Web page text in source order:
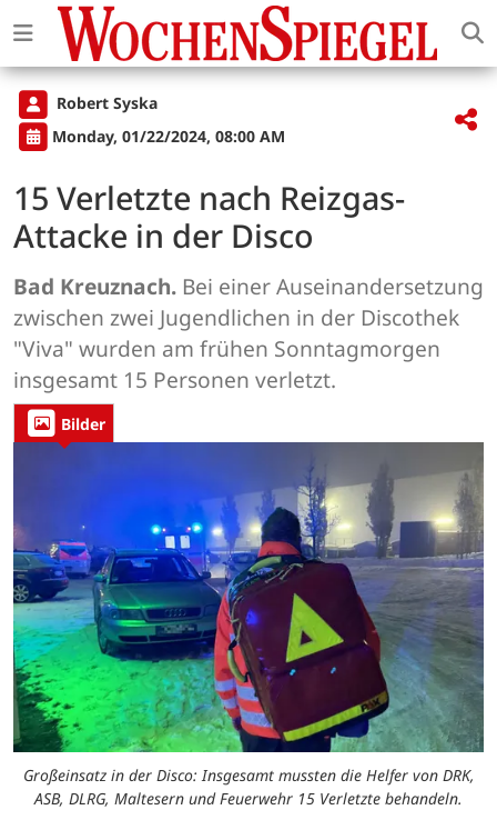
Robert Syska
Monday, 01/22/2024, 08:00 AM
15 Verletzte nach Reizgas-
Attacke in der Disco
Bad Kreuznach. Bei einer Auseinandersetzung
zwischen zwei Jugendlichen in der Discothek
"Viva" wurden am frühen Sonntagmorgen
insgesamt 15 Personen verletzt.
Bilder
Großeinsatz in der Disco: Insgesamt mussten die Helfer von DRK,
ASB, DLRG, Maltesern und Feuerwehr 15 Verletzte behandeln.